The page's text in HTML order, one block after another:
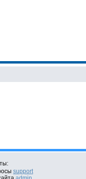
support